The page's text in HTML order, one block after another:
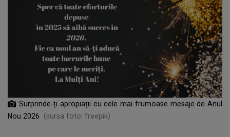
Surprinde-ți apropiații cu cele mai frumoase mesaje de Anul
Nou 2026
(sursa foto: freepik)